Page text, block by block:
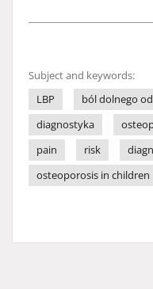
Subject and keywords:
LBP
ból dolnego
diagnostyka
pain
risk
osteoporosis in children